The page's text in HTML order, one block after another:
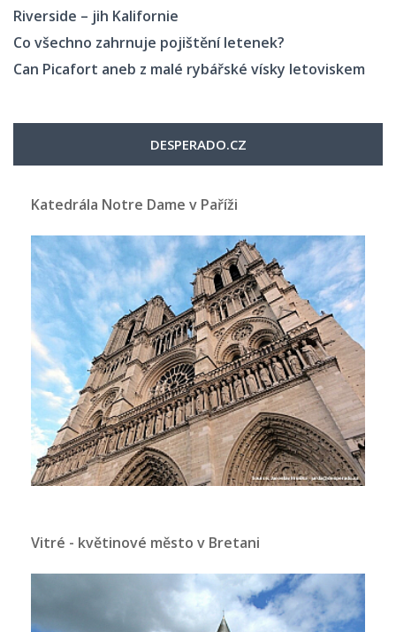
Riverside – jih Kalifornie
Co všechno zahrnuje pojištění letenek?
Can Picafort aneb z malé rybářské vísky letoviskem
DESPERADO.CZ
Katedrála Notre Dame v Paříži
Vitré - květinové město v Bretani